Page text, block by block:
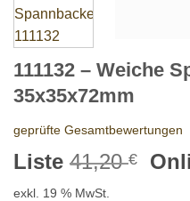
111132 – Weiche
35x35x72mm
geprüfte Gesamtbewertungen
Liste 41,20€
exkl. 19 % MwSt.